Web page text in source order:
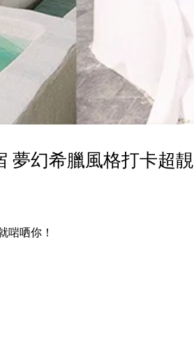
夢幻希臘風格打卡超靚
啱哂你！